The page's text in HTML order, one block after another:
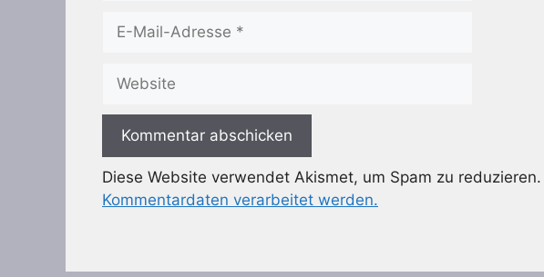
Website
Diese Website verwendet Akismet, um Spam zu reduzieren.
Kommentardaten verarbeitet werden.